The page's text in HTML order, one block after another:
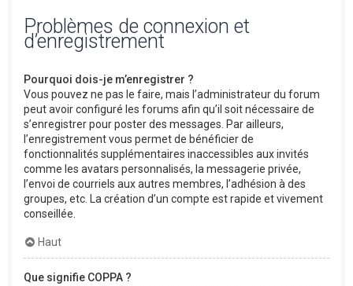
Problèmes de connexion et
d’enregistrement
Pourquoi dois-je m’enregistrer ?
Vous pouvez ne pas le faire, mais l’administrateur du forum
peut avoir configuré les forums afin qu’il soit nécessaire de
s’enregistrer pour poster des messages. Par ailleurs,
l’enregistrement vous permet de bénéficier de
fonctionnalités supplémentaires inaccessibles aux invités
comme les avatars personnalisés, la messagerie privée,
l’envoi de courriels aux autres membres, l’adhésion à des
groupes, etc. La création d’un compte est rapide et vivement
conseillée.
Haut
Que signifie COPPA ?